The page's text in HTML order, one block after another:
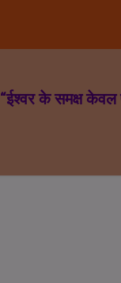
“ईश्वर के समक्ष केवल